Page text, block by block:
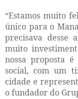
“Estamos muito
único para o
precisava desse
muito
nossa proposta
social, com um
cidade e
o fundador do